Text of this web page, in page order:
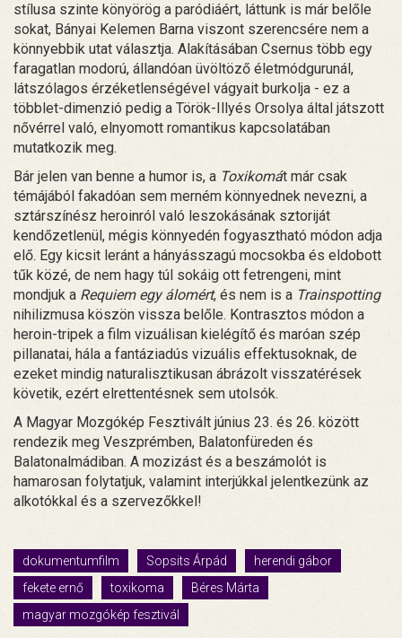
stílusa szinte könyörög a paródiáért, láttunk is már belőle
sokat, Bányai Kelemen Barna viszont szerencsére nem a
könnyebbik utat választja. Alakításában Csernus több egy
faragatlan modorú, állandóan üvöltöző életmódgurunál,
látszólagos érzéketlenségével vágyait burkolja - ez a
többlet-dimenzió pedig a Török-Illyés Orsolya által játszott
nővérrel való, elnyomott romantikus kapcsolatában
mutatkozik meg.
Bár jelen van benne a humor is, a Toxikomát már csak
témájából fakadóan sem merném könnyednek nevezni, a
sztárszínész heroinról való leszokásának sztoriját
kendőzetlenül, mégis könnyedén fogyasztható módon adja
elő. Egy kicsit leránt a hányásszagú mocsokba és eldobott
tűk közé, de nem hagy túl sokáig ott fetrengeni, mint
mondjuk a Requiem egy álomért, és nem is a Trainspotting
nihilizmusa köszön vissza belőle. Kontrasztos módon a
heroin-tripek a film vizuálisan kielégítő és maróan szép
pillanatai, hála a fantáziadús vizuális effektusoknak, de
ezeket mindig naturalisztikusan ábrázolt visszatérések
követik, ezért elrettentésnek sem utolsók.
A Magyar Mozgókép Fesztivált június 23. és 26. között
rendezik meg Veszprémben, Balatonfüreden és
Balatonalmádiban. A mozizást és a beszámolót is
hamarosan folytatjuk, valamint interjúkkal jelentkezünk az
alkotókkal és a szervezőkkel!
dokumentumfilm Sopsits Árpád
herendi gábor
fekete ernő
toxikoma
Béres Márta
magyar mozgókép fesztivál